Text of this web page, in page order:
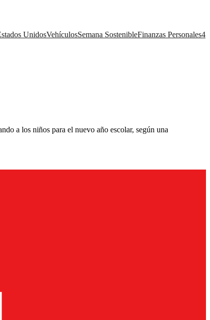
UnidosVehículosSemana SostenibleFinanzas Personales4
a los niños para el nuevo año escolar, según una